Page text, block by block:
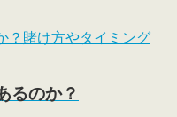
？賭け方やタイミング
るのか？